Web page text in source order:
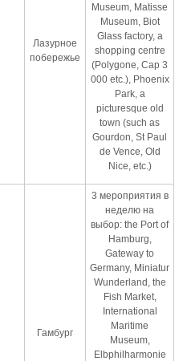
Лазурное
побережье
Museum, Matisse
Museum, Biot
Glass factory, a
shopping centre
(Polygone, Cap 3
000 etc.), Phoenix
Park, a
picturesque old
town (such as
Gourdon, St Paul
de Vence, Old
Nice, etc.)
Гамбург
3 мероприятия в
неделю на
выбор: the Port of
Hamburg,
Gateway to
Germany, Miniatur
Wunderland, the
Fish Market,
International
Maritime
Museum,
Elbphilharmonie